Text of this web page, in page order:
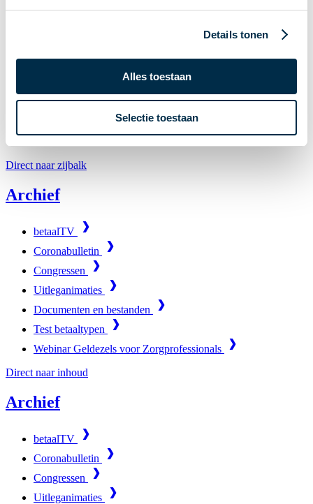
Details tonen
Alles toestaan
Selectie toestaan
English
Coronabulletin
Coronabulletin
Direct naar zijbalk
Archief
betaalTV
Coronabulletin
Congressen
Uitleganimaties
Documenten en bestanden
Test betaaltypen
Webinar Geldezels voor Zorgprofessionals
Direct naar inhoud
Archief
betaalTV
Coronabulletin
Congressen
Uitleganimaties